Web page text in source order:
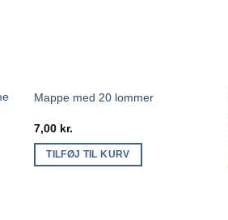
Mappe med 20 lommer
7,00 kr.
TILFØJ TIL KURV